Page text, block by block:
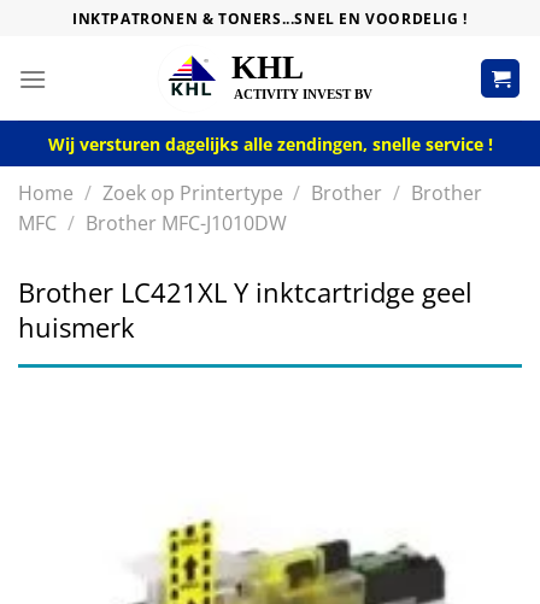
content
INKTPATRONEN & TONERS...SNEL EN VOORDELIG !
Wij versturen dagelijks alle zendingen, snelle service !
Home / Zoek op Printertype / Brother / Brother
MFC / Brother MFC-J1010DW
Brother LC421XL Y inktcartridge geel
huismerk